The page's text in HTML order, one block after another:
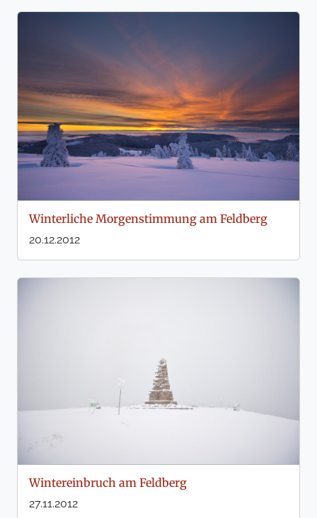
Winterliche Morgenstimmung am Feldberg
20.12.2012
Wintereinbruch am Feldberg
27.11.2012